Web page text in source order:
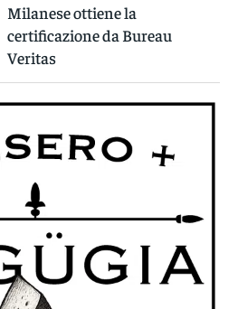
Milanese ottiene la
certificazione da Bureau
Veritas